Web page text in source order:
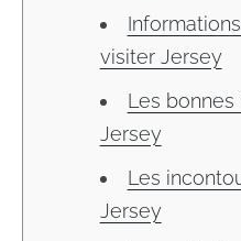
visiter Jersey
Les
Jersey
Les
Jersey